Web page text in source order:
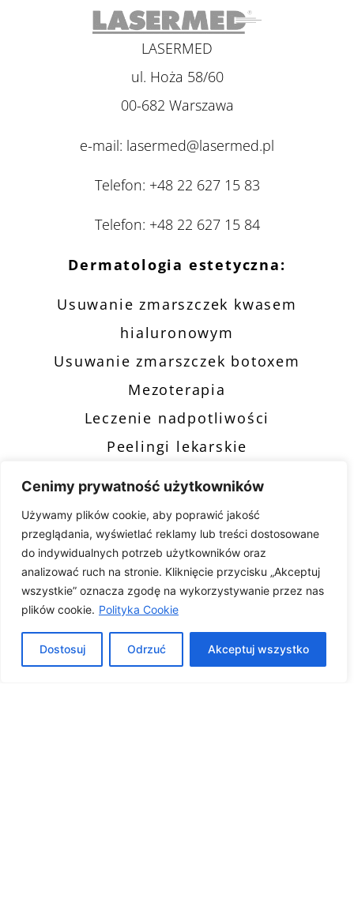
Cenimy prywatność użytkowników
Używamy plików cookie, aby poprawić jakość
przeglądania, wyświetlać reklamy lub treści dostosowane
do indywidualnych potrzeb użytkowników oraz
analizować ruch na stronie. Kliknięcie przycisku „Akceptuj
wszystkie” oznacza zgodę na wykorzystywanie przez nas
plików cookie. Polityka Cookie
Dostosuj Odrzuć Akceptuj wszystko
LASERMED
ul. Hoża 58/60
00-682 Warszawa
e-mail: lasermed@lasermed.pl
Telefon: +48 22 627 15 83
Telefon: +48 22 627 15 84
Dermatologia estetyczna:
Usuwanie zmarszczek kwasem
hialuronowym
Usuwanie zmarszczek botoxem
Mezoterapia
Leczenie nadpotliwości
Peelingi lekarskie
Chirurgia plastyczna:
Plastyka powiek
Chirurgiczne usuwanie zmian:
Usuwanie znamion
Dermatologia ogólna: